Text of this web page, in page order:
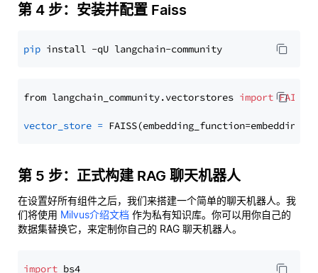
第 4 步：安装并配置 Faiss
pip
from langchain_community.vectorstores import FAISS
vector_store =
第 5 步：正式构建 RAG 聊天机器人
在设置好所有组件之后，我们来搭建一个简单的聊天机器人。我
们将使用 Milvus介绍文档 作为私有知识库。你可以用你自己的
数据集替换它，来定制你自己的 RAG 聊天机器人。
import